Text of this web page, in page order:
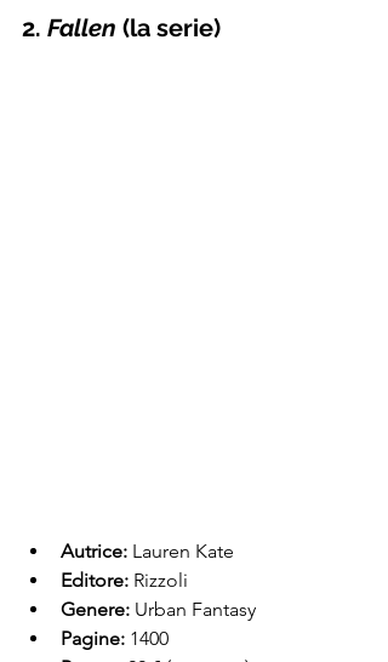
2. Fallen (la serie)
Autrice: Lauren Kate
Editore: Rizzoli
Genere: Urban Fantasy
Pagine: 1400